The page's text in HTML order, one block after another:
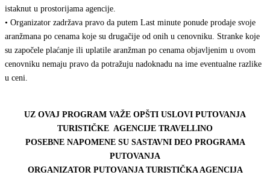
istaknut u prostorijama agencije.
• Organizator zadržava pravo da putem Last minute ponude prodaje svoje
aranžmana po cenama koje su drugačije od onih u cenovniku. Stranke koje
su započele plaćanje ili uplatile aranžman po cenama objavljenim u ovom
cenovniku nemaju pravo da potražuju nadoknadu na ime eventualne razlike
u ceni.
UZ OVAJ PROGRAM VAŽE OPŠTI USLOVI PUTOVANJA
TURISTIČKE AGENCIJE TRAVELLINO
POSEBNE NAPOMENE SU SASTAVNI DEO PROGRAMA
PUTOVANJA
ORGANIZATOR PUTOVANJA TURISTIČKA AGENCIJA